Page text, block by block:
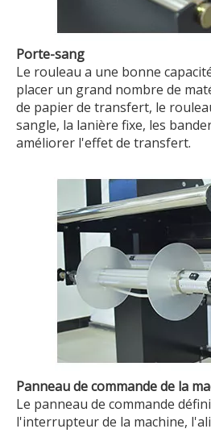
Porte-sang
Le rouleau a une bonne
placer un grand nombre de
de papier de transfert, le
sangle, la lanière fixe, les
améliorer l'effet de transfert.
Panneau de commande de la
Le panneau de commande
l'interrupteur de la machine,